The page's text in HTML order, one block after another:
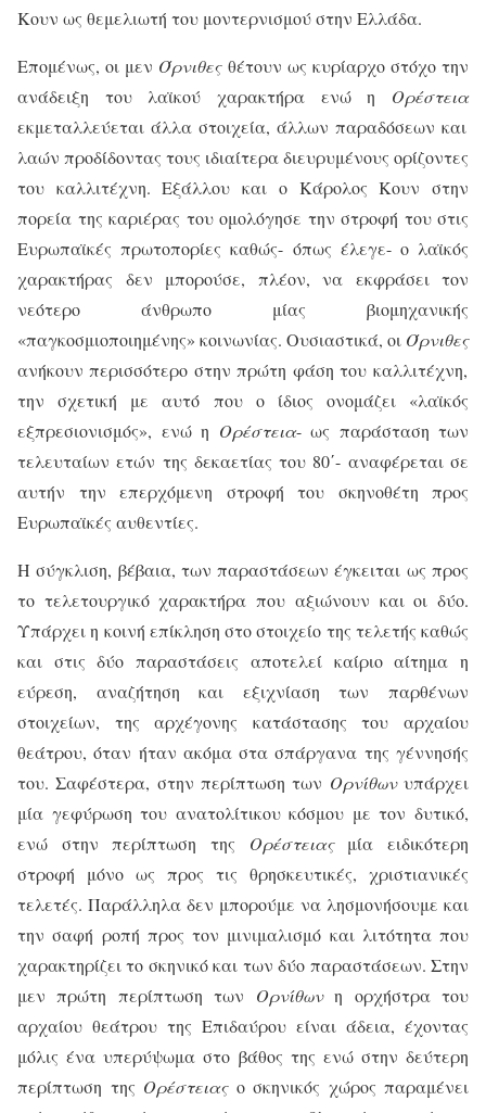
Κουν ως θεμελιωτή του μοντερνισμού στην Ελλάδα.
Επομένως, οι μεν Όρνιθεςθέτουν ως κυρίαρχο στόχο την
ανάδειξη του λαϊκού χαρακτήρα ενώ η Ορέστεια
εκμεταλλεύεται άλλα στοιχεία, άλλων παραδόσεων και
λαών προδίδοντας τους ιδιαίτερα διευρυμένους ορίζοντες
του καλλιτέχνη. Εξάλλου και ο Κάρολος Κουν στην
πορεία της καριέρας του ομολόγησε την στροφή του στις
Ευρωπαϊκές πρωτοπορίες καθώς- όπως έλεγε- ο λαϊκός
χαρακτήρας δεν μπορούσε, πλέον, να εκφράσει τον
νεότερο άνθρωπο μίας βιομηχανικής
«παγκοσμιοποιημένης» κοινωνίας. Ουσιαστικά, οι Όρνιθες
ανήκουν περισσότερο στην πρώτη φάση του καλλιτέχνη,
την σχετική με αυτό που ο ίδιος ονομάζει «λαϊκός
εξπρεσιονισμός», ενώ η Ορέστεια- ως παράσταση των
τελευταίων ετών της δεκαετίας του 80΄- αναφέρεται σε
αυτήν την επερχόμενη στροφή του σκηνοθέτη προς
Ευρωπαϊκές αυθεντίες.
Η σύγκλιση, βέβαια, των παραστάσεων έγκειται ως προς
το τελετουργικό χαρακτήρα που αξιώνουν και οι δύο.
Υπάρχει η κοινή επίκληση στο στοιχείο της τελετής καθώς
και στις δύο παραστάσεις αποτελεί καίριο αίτημα η
εύρεση, αναζήτηση και εξιχνίαση των παρθένων
στοιχείων, της αρχέγονης κατάστασης του αρχαίου
θεάτρου, όταν ήταν ακόμα στα σπάργανα της γέννησής
του. Σαφέστερα, στην περίπτωση των Ορνίθωνυπάρχει
μία γεφύρωση του ανατολίτικου κόσμου με τον δυτικό,
ενώ στην περίπτωση της Ορέστειαςμία ειδικότερη
στροφή μόνο ως προς τις θρησκευτικές, χριστιανικές
τελετές. Παράλληλα δεν μπορούμε να λησμονήσουμε και
την σαφή ροπή προς τον μινιμαλισμό και λιτότητα που
χαρακτηρίζει το σκηνικό και των δύο παραστάσεων. Στην
μεν πρώτη περίπτωση των Ορνίθωνη ορχήστρα του
αρχαίου θεάτρου της Επιδαύρου είναι άδεια, έχοντας
μόλις ένα υπερύψωμα στο βάθος της ενώ στην δεύτερη
περίπτωση της Ορέστειαςο σκηνικός χώρος παραμένει